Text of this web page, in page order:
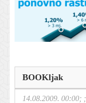
BOOKljak
14.08.2009. 00:00; ;